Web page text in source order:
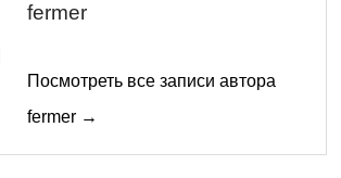
fermer
Посмотреть все записи автора
fermer →